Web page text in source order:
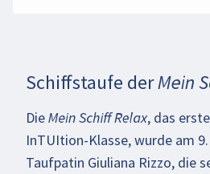
Beim Abspielen des
persönliche Daten an
werden. Mehr dazu
Schiffstaufe der Mein
DieMein Schiff Relax, das
InTUItion-Klasse, wurde am
Taufpatin Giuliana Rizzo, die